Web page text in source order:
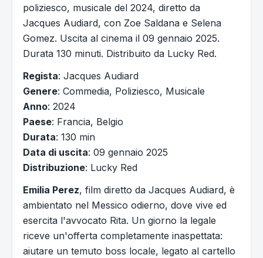
poliziesco, musicale del 2024, diretto da
Jacques Audiard, con Zoe Saldana e Selena
Gomez. Uscita al cinema il 09 gennaio 2025.
Durata 130 minuti. Distribuito da Lucky Red.
Regista: Jacques Audiard
Genere: Commedia, Poliziesco, Musicale
Anno: 2024
Paese: Francia, Belgio
Durata: 130 min
Data di uscita: 09 gennaio 2025
Distribuzione: Lucky Red
Emilia Perez, film diretto da Jacques Audiard, è
ambientato nel Messico odierno, dove vive ed
esercita l'avvocato Rita. Un giorno la legale
riceve un'offerta completamente inaspettata:
aiutare un temuto boss locale, legato al cartello